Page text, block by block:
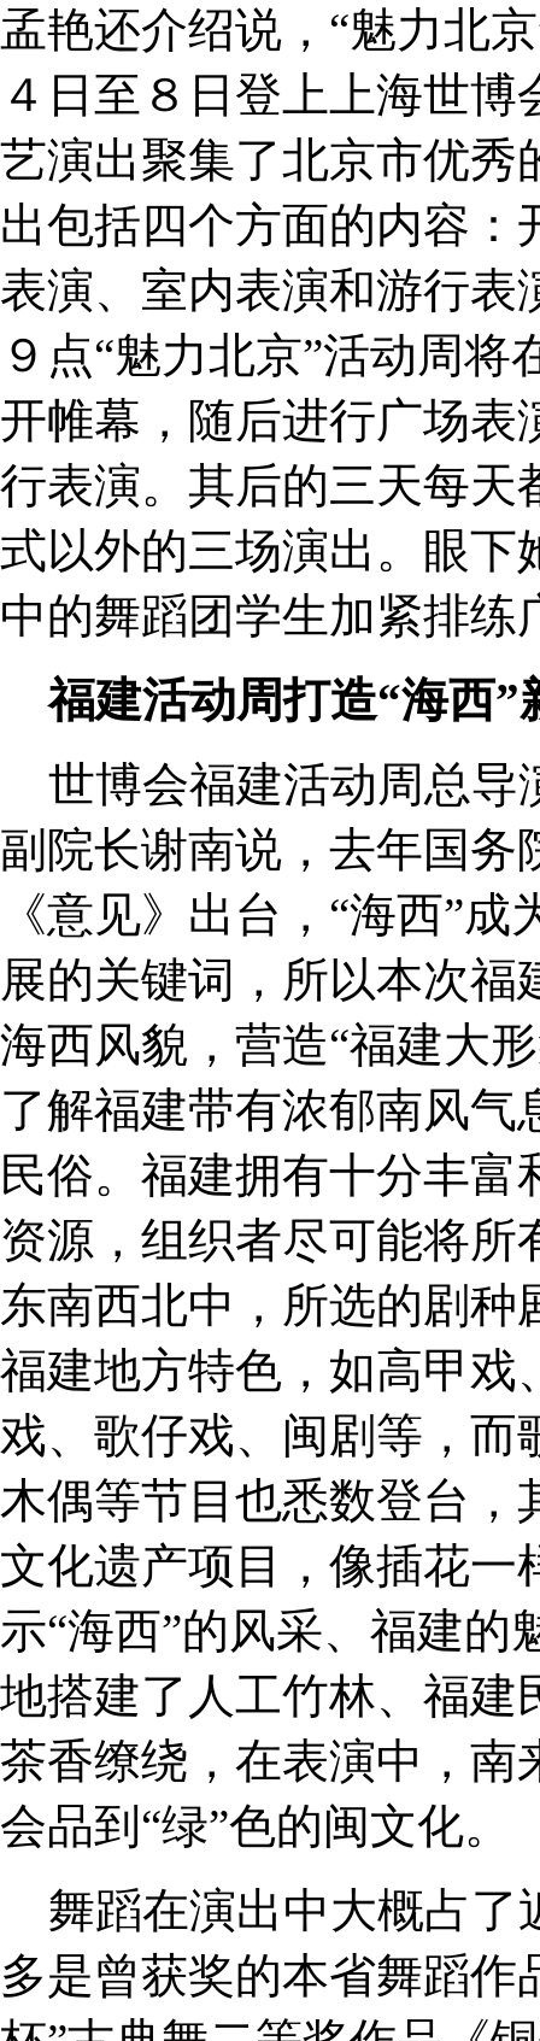
孟艳还介绍说，“魅力北
４日至８日登上上海世
艺演出聚集了北京市优秀
出包括四个方面的内容：
表演、室内表演和游行表
９点“魅力北京”活动周将
开帷幕，随后进行广场表
行表演。其后的三天每天
式以外的三场演出。眼下
中的舞蹈团学生加紧排练
福建活动周打造“海西”
世博会福建活动周总导
副院长谢南说，去年国务
《意见》出台，“海西”
展的关键词，所以本次福
海西风貌，营造“福建大
了解福建带有浓郁南风气
民俗。福建拥有十分丰富
资源，组织者尽可能将所
东南西北中，所选的剧种
福建地方特色，如高甲戏
戏、歌仔戏、闽剧等，而
木偶等节目也悉数登台，
文化遗产项目，像插花一
示“海西”的风采、福建的
地搭建了人工竹林、福建
茶香缭绕，在表演中，南
会品到“绿”色的闽文化。
舞蹈在演出中大概占了
多是曾获奖的本省舞蹈作